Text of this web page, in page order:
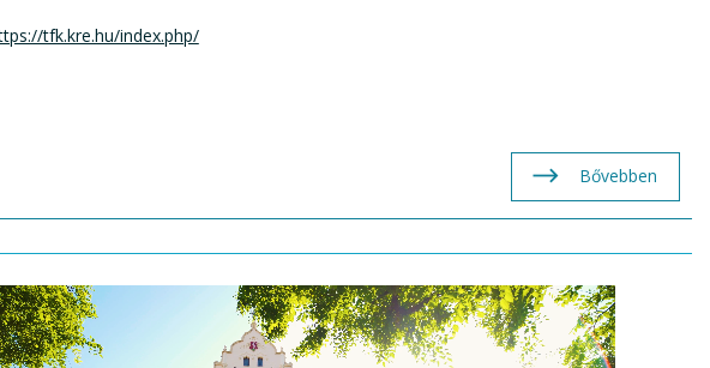
tfk.kre.hu/index.php/
Bővebben